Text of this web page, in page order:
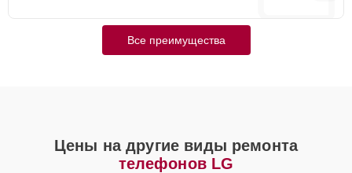
Все преимущества
Цены на другие виды ремонта
телефонов LG